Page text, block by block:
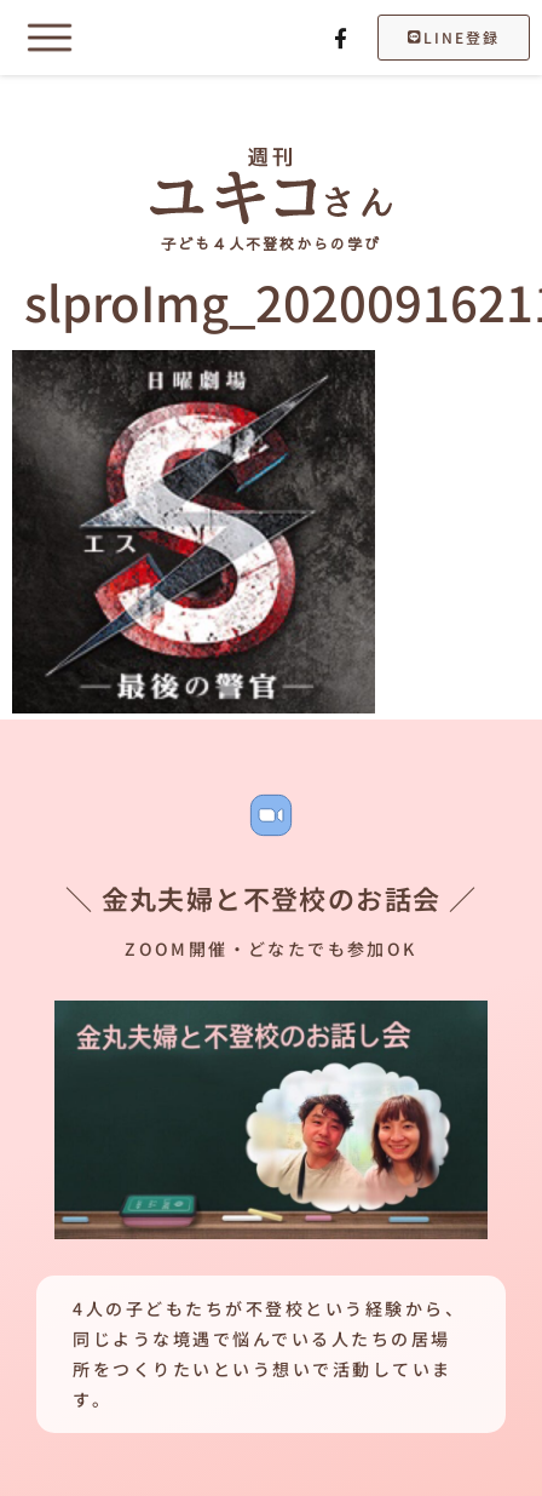
LINE登録
子ども４人不登校からの学び
＼ 金丸夫婦と不登校のお話会 ／
ZOOM開催・どなたでも参加OK
4人の子どもたちが不登校という経験から、
同じような境遇で悩んでいる人たちの居場
所をつくりたいという想いで活動していま
す。